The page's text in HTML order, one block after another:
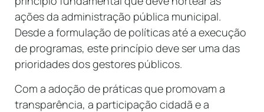
ações da administração pública municipal.
Desde a formulação de políticas até a execução
de programas, este princípio deve ser uma das
prioridades dos gestores públicos.
Com a adoção de práticas que promovam a
transparência, a participação cidadã e a